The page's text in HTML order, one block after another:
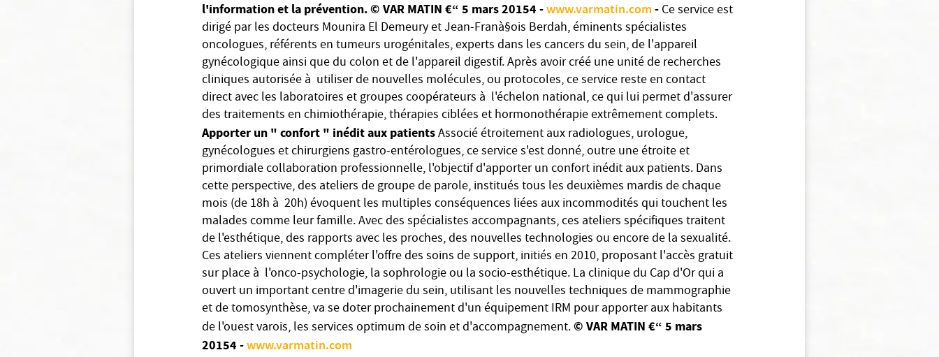
l'information et la prévention.© VAR MATIN €“ 5 mars 20154 -www.varmatin.com - Ce service est
dirigé par les docteurs Mounira El Demeury et Jean-Franà§ois Berdah, éminents spécialistes
oncologues, référents en tumeurs urogénitales, experts dans les cancers du sein, de l'appareil
gynécologique ainsi que du colon et de l'appareil digestif. Après avoir créé une unité de recherches
cliniques autorisée à utiliser de nouvelles molécules, ou protocoles, ce service reste en contact
direct avec les laboratoires et groupes coopérateurs à l'échelon national, ce qui lui permet d'assurer
des traitements en chimiothérapie, thérapies ciblées et hormonothérapie extrêmement complets.
Apporter un " confort " inédit aux patientsAssocié étroitement aux radiologues, urologue,
gynécologues et chirurgiens gastro-entérologues, ce service s'est donné, outre une étroite et
primordiale collaboration professionnelle, l'objectif d'apporter un confort inédit aux patients. Dans
cette perspective, des ateliers de groupe de parole, institués tous les deuxièmes mardis de chaque
mois (de 18h à 20h) évoquent les multiples conséquences liées aux incommodités qui touchent les
malades comme leur famille. Avec des spécialistes accompagnants, ces ateliers spécifiques traitent
de l'esthétique, des rapports avec les proches, des nouvelles technologies ou encore de la sexualité.
Ces ateliers viennent compléter l'offre des soins de support, initiés en 2010, proposant l'accès gratuit
sur place à l'onco-psychologie, la sophrologie ou la socio-esthétique. La clinique du Cap d'Or qui a
ouvert un important centre d'imagerie du sein, utilisant les nouvelles techniques de mammographie
et de tomosynthèse, va se doter prochainement d'un équipement IRM pour apporter aux habitants
de l'ouest varois, les services optimum de soin et d'accompagnement.© VAR MATIN €“ 5 mars
20154 -www.varmatin.com